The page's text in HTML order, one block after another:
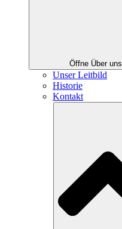
Öffne Über uns
Unser Leitbild
Historie
Kontakt